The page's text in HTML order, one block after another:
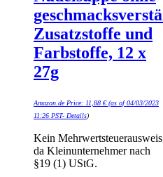
Zusatzstoffe und
Farbstoffe, 12 x
27g
Amazon.de Price: 11,88 €(as of 04/03/2023
11:26 PST- Details)
Kein
da Kleinunternehmer nach
§19 (1) UStG.